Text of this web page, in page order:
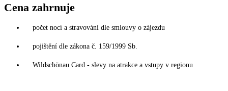
Cena zahrnuje
počet nocí a stravování dle smlouvy o zájezdu
pojištění dle zákona č. 159/1999 Sb.
Wildschönau Card - slevy na atrakce a vstupy v regionu